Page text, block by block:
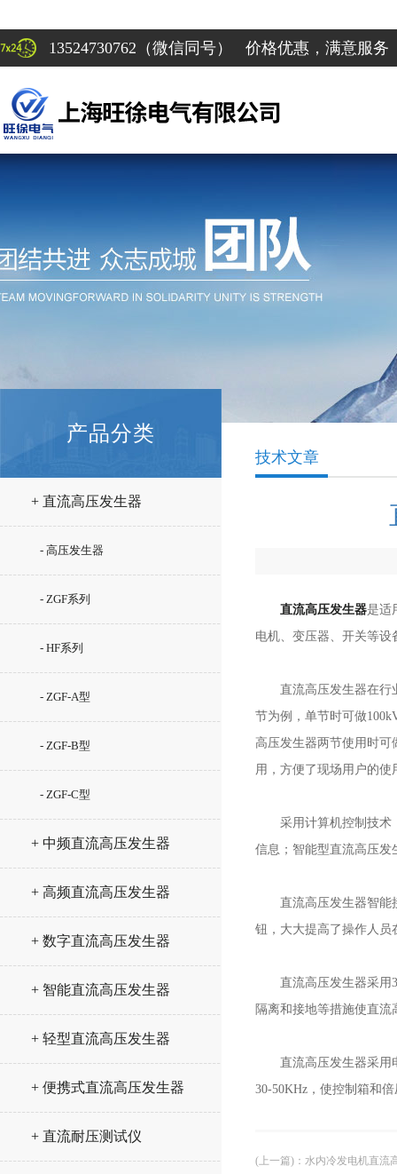
13524730762（微信同号） 价格优惠，满意服务
产品分类
+ 直流高压发生器
- 高压发生器
- ZGF系列
- HF系列
- ZGF-A型
- ZGF-B型
- ZGF-C型
+ 中频直流高压发生器
+ 高频直流高压发生器
+ 数字直流高压发生器
+ 智能直流高压发生器
+ 轻型直流高压发生器
+ 便携式直流高压发生器
+ 直流耐压测试仪
技术文章
直流高压发生器是适
电机、变压器、开关等
直流高压发生器在行业
节为例，单节时可做
高压发生器两节使用时可
用，方便了现场用户的使
采用计算机控制技术，
信息；智能型直流高压发
直流高压发生器智能接
钮，大大提高了操作人员
直流高压发生器采用
隔离和接地等措施使直
直流高压发生器采用电
30-50KHz，使控制箱和
(上一篇) ： 水内冷发电机直流